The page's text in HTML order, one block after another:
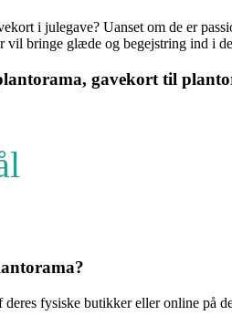
i julegave? Uanset om de er
vil bringe glæde og begejstring ind i
gavekort til
fysiske butikker eller online på